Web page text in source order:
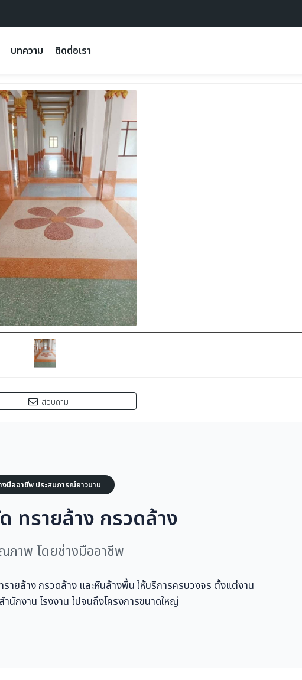
บทความ ติดต่อเรา
สอบถาม
งมืออาชีพ ประสบการณ์ยาวนาน
ทรายล้าง กรวดล้าง
าพ โดยช่างมืออาชีพ
ายล้าง กรวดล้าง และหินล้างพื้น ให้บริการครบวงจร ตั้งแต่งาน
นักงาน โรงงาน ไปจนถึงโครงการขนาดใหญ่